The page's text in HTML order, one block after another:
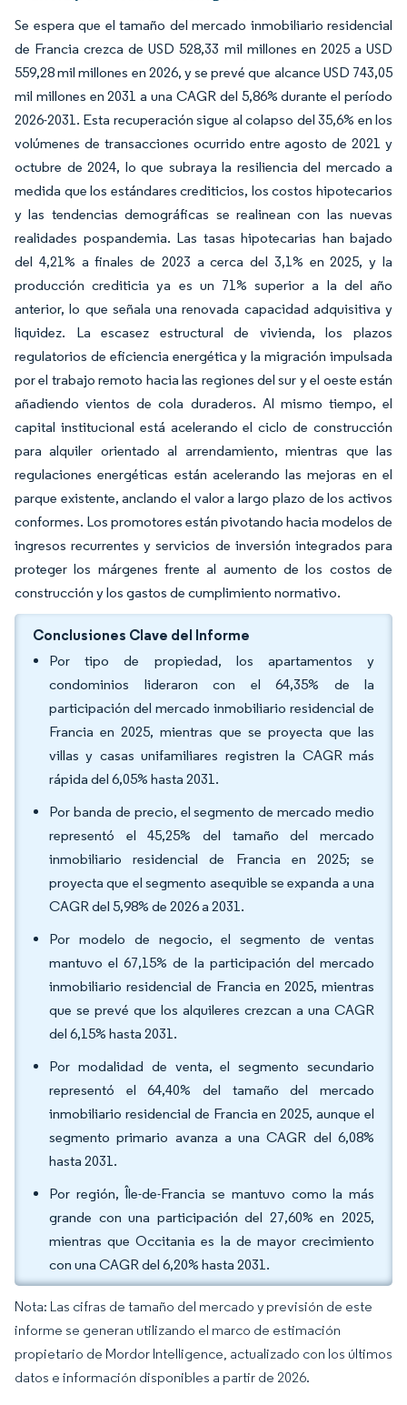
Se espera que el tamaño del mercado inmobiliario residencial
de Francia crezca de USD 528,33 mil millones en 2025 a USD
559,28 mil millones en 2026, y se prevé que alcance USD 743,05
mil millones en 2031 a una CAGR del 5,86% durante el período
2026-2031. Esta recuperación sigue al colapso del 35,6% en los
volúmenes de transacciones ocurrido entre agosto de 2021 y
octubre de 2024, lo que subraya la resiliencia del mercado a
medida que los estándares crediticios, los costos hipotecarios
y las tendencias demográficas se realinean con las nuevas
realidades pospandemia. Las tasas hipotecarias han bajado
del 4,21% a finales de 2023 a cerca del 3,1% en 2025, y la
producción crediticia ya es un 71% superior a la del año
anterior, lo que señala una renovada capacidad adquisitiva y
liquidez. La escasez estructural de vivienda, los plazos
regulatorios de eficiencia energética y la migración impulsada
por el trabajo remoto hacia las regiones del sur y el oeste están
añadiendo vientos de cola duraderos. Al mismo tiempo, el
capital institucional está acelerando el ciclo de construcción
para alquiler orientado al arrendamiento, mientras que las
regulaciones energéticas están acelerando las mejoras en el
parque existente, anclando el valor a largo plazo de los activos
conformes. Los promotores están pivotando hacia modelos de
ingresos recurrentes y servicios de inversión integrados para
proteger los márgenes frente al aumento de los costos de
construcción y los gastos de cumplimiento normativo.
Conclusiones Clave del Informe
Por tipo de propiedad, los apartamentos y
condominios lideraron con el 64,35% de la
participación del mercado inmobiliario residencial de
Francia en 2025, mientras que se proyecta que las
villas y casas unifamiliares registren la CAGR más
rápida del 6,05% hasta 2031.
Por banda de precio, el segmento de mercado medio
representó el 45,25% del tamaño del mercado
inmobiliario residencial de Francia en 2025; se
proyecta que el segmento asequible se expanda a una
CAGR del 5,98% de 2026 a 2031.
Por modelo de negocio, el segmento de ventas
mantuvo el 67,15% de la participación del mercado
inmobiliario residencial de Francia en 2025, mientras
que se prevé que los alquileres crezcan a una CAGR
del 6,15% hasta 2031.
Por modalidad de venta, el segmento secundario
representó el 64,40% del tamaño del mercado
inmobiliario residencial de Francia en 2025, aunque el
segmento primario avanza a una CAGR del 6,08%
hasta 2031.
Por región, Île-de-Francia se mantuvo como la más
grande con una participación del 27,60% en 2025,
mientras que Occitania es la de mayor crecimiento
con una CAGR del 6,20% hasta 2031.
Nota: Las cifras de tamaño del mercado y previsión de este
informe se generan utilizando el marco de estimación
propietario de Mordor Intelligence, actualizado con los últimos
datos e información disponibles a partir de 2026.